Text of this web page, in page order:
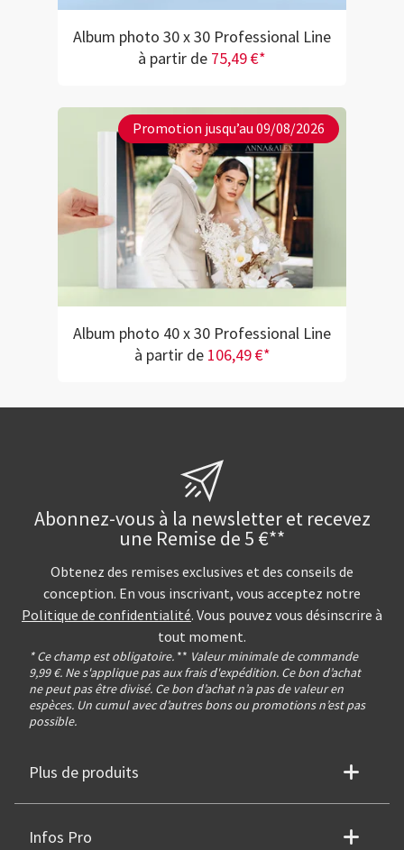
Album photo 30 x 30 Professional Line
à partir de 75,49 €*
Promotion jusqu’au 09/08/2026
Album photo 40 x 30 Professional Line
à partir de 106,49 €*
Abonnez-vous à la newsletter et recevez
une Remise de 5 €**
Obtenez des remises exclusives et des conseils de
conception. En vous inscrivant, vous acceptez notre
Politique de confidentialité. Vous pouvez vous désinscrire à
tout moment.
* Ce champ est obligatoire. ** Valeur minimale de commande
9,99 €. Ne s'applique pas aux frais d'expédition. Ce bon d’achat
ne peut pas être divisé. Ce bon d’achat n’a pas de valeur en
espèces. Un cumul avec d’autres bons ou promotions n’est pas
possible.
Plus de produits
Infos Pro